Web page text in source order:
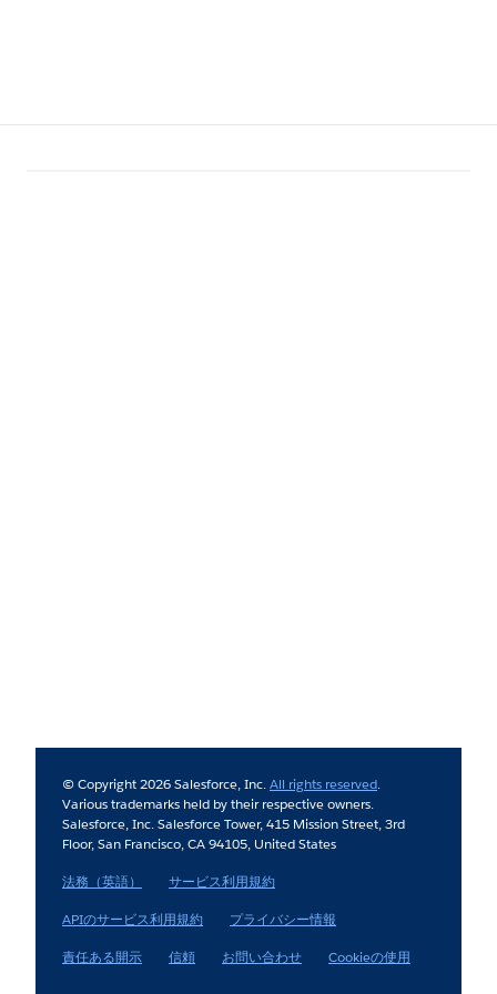
© Copyright 2026 Salesforce, Inc.All rights reserved.
Various trademarks held by their respective owners.
Salesforce, Inc. Salesforce Tower, 415 Mission Street, 3rd
Floor, San Francisco, CA 94105, United States
法務（英語）
サービス利用規約
APIのサービス利用規約
プライバシー情報
責任ある開示
信頼 お問い合わせ Cookieの使用